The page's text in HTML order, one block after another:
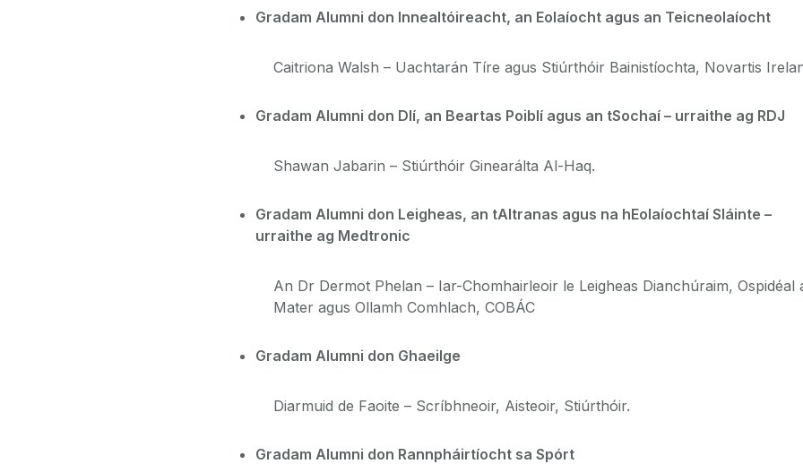
Gradam Alumni don Innealtóireacht, an Eolaíocht agus an Teicneolaíocht
Caitriona Walsh – Uachtarán Tíre agus Stiúrthóir Bainistíochta, Novartis
Gradam Alumni don Dlí, an Beartas Poiblí agus an tSochaí – urraithe ag RDJ
Shawan Jabarin – Stiúrthóir Ginearálta Al-Haq.
Gradam Alumni don Leigheas, an tAltranas agus na hEolaíochtaí Sláinte –
urraithe ag Medtronic
An Dr Dermot Phelan – Iar-Chomhairleoir le Leigheas Dianchúraim, Ospidéal
Mater agus Ollamh Comhlach, COBÁC
Gradam Alumni don Ghaeilge
Diarmuid de Faoite – Scríbhneoir, Aisteoir, Stiúrthóir.
Gradam Alumni don Rannpháirtíocht sa Spórt